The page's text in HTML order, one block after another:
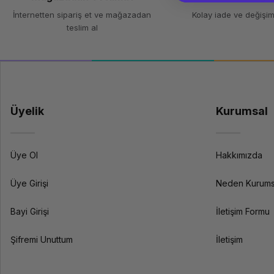
İnternetten sipariş et ve mağazadan
teslim al
Kolay iade ve
Üyelik
Üye Ol
Üye Girişi
Bayi Girişi
Şifremi Unuttum
Kurumsal
Hakkımızda
Neden
İletişim Formu
İletişim